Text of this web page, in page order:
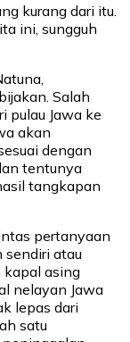
kurang dari itu.
ini, sungguh
Salah
pulau Jawa ke
akan
dengan
tentunya
tangkapan
pertanyaan
sendiri atau
asing
nelayan Jawa
lepas dari
satu